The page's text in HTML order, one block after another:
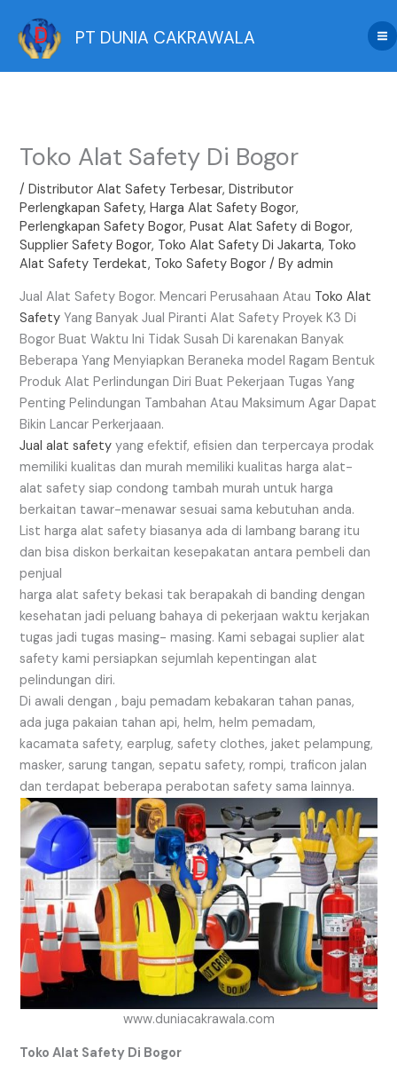
content
PT DUNIA CAKRAWALA
Toko Alat Safety Di Bogor
/Distributor Alat Safety Terbesar,Distributor
Perlengkapan Safety,Harga Alat Safety Bogor,
Perlengkapan Safety Bogor,Pusat Alat Safety di Bogor,
Supplier Safety Bogor, Toko Alat Safety Di Jakarta, Toko
Alat Safety Terdekat, Toko Safety Bogor / Byadmin
Jual Alat Safety Bogor. Mencari Perusahaan Atau Toko Alat
Safety Yang Banyak Jual Piranti Alat Safety Proyek K3 Di
Bogor Buat Waktu Ini Tidak Susah Di karenakan Banyak
Beberapa Yang Menyiapkan Beraneka model Ragam Bentuk
Produk Alat Perlindungan Diri Buat Pekerjaan Tugas Yang
Penting Pelindungan Tambahan Atau Maksimum Agar Dapat
Bikin Lancar Perkerjaaan.
Jual alat safety yang efektif, efisien dan terpercaya prodak
memiliki kualitas dan murah memiliki kualitas harga alat-
alat safety siap condong tambah murah untuk harga
berkaitan tawar-menawar sesuai sama kebutuhan anda.
List harga alat safety biasanya ada di lambang barang itu
dan bisa diskon berkaitan kesepakatan antara pembeli dan
penjual
harga alat safety bekasi tak berapakah di banding dengan
kesehatan jadi peluang bahaya di pekerjaan waktu kerjakan
tugas jadi tugas masing- masing. Kami sebagai suplier alat
safety kami persiapkan sejumlah kepentingan alat
pelindungan diri.
Di awali dengan , baju pemadam kebakaran tahan panas,
ada juga pakaian tahan api, helm, helm pemadam,
kacamata safety, earplug, safety clothes, jaket pelampung,
masker, sarung tangan, sepatu safety, rompi, traficon jalan
dan terdapat beberapa perabotan safety sama lainnya.
www.duniacakrawala.com
Toko Alat Safety Di Bogor